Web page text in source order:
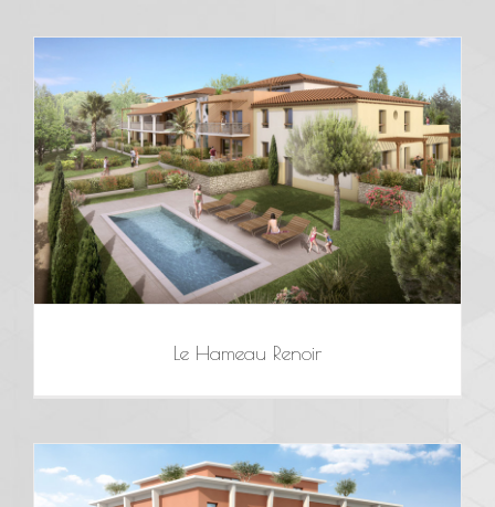
Le Hameau Renoir